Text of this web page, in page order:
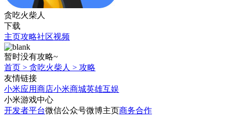
贪吃火柴人
下载
主页攻略社区视频
暂时没有攻略~
首页 > 贪吃火柴人 > 攻略
友情链接
小米应用商店小米商城英雄互娱
小米游戏中心
开发者平台微信公众号微博主页商务合作